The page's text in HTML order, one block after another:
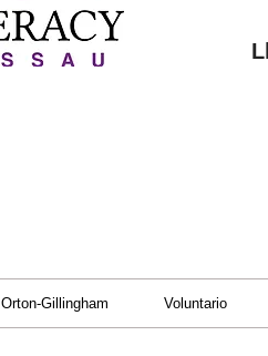
Orton-Gillingham Voluntario